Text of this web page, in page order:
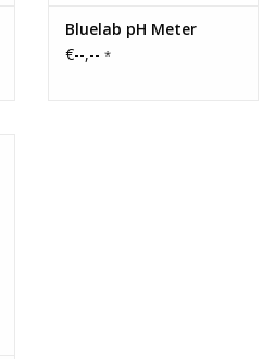
Bluelab pH Meter
€--,-- *